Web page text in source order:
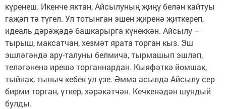
күренеш. Икенче яктан, Айсылуның җиңү белән кайтуы
гаҗәп тә түгел. Ул тотынган эшен җиренә җиткереп,
идеаль дәрәҗәдә башкарырга күнеккән. Айсылу –
тырыш, максатчан, хезмәт ярата торган кыз. Эш
эшләгәндә ару-талуны белмичә, тырмашып эшләп,
теләгәненә ирешә торганнардан. Кыяфәткә йомшак,
тыйнак, тыныч кебек ул үзе. Әмма асылда Айсылу сер
бирми торган, үткер, хәрәкәтчән. Кечкенәдән шундый
булды.